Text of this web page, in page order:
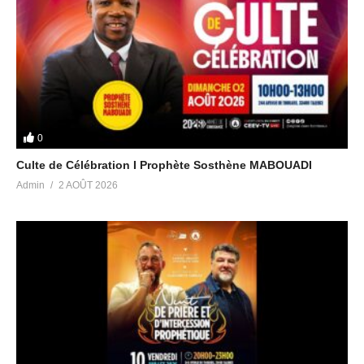
Licensor’s Author Username: florews
Item Title: Adventure Action Background Intro Trailer
Item URL: https://audiojungle.net/item/for-the-…
Item ID: 22404301
Item Purchase Code: c2e4db26-fad2-41dd-8f42-57879f01679d
Purchase Date: 2022-01-08 21:55:59 UTC
(Visited 10 times, 1 visits today)
0
Culte de Célébration I Prophète Sosthène MABOUADI
Admin 2 AOÛT 2026